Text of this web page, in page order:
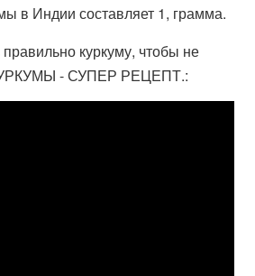
в Индии составляет 1, грамма.
куркуму, чтобы не
- СУПЕР РЕЦЕПТ.: